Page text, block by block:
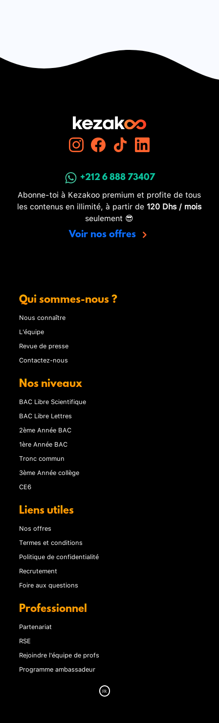
+212 6 888 73407
Abonne-toi à Kezakoo premium et profite de tous
les contenus en illimité, à partir de 120 Dhs / mois
seulement 😎
Voir nos offres
Qui sommes-nous ?
Nous connaître
L'équipe
Revue de presse
Contactez-nous
Nos niveaux
BAC Libre Scientifique
BAC Libre Lettres
2ème Année BAC
1ère Année BAC
Tronc commun
3ème Année collège
CE6
Liens utiles
Nos offres
Termes et conditions
Politique de confidentialité
Recrutement
Foire aux questions
Professionnel
Partenariat
RSE
Rejoindre l'équipe de profs
Programme ambassadeur